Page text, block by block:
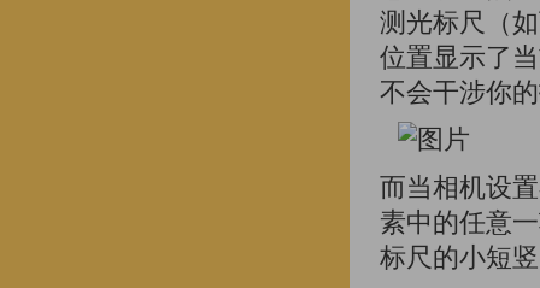
测光标尺（
位置显示了
不会干涉你
而当相机设
素中的任意
标尺的小短